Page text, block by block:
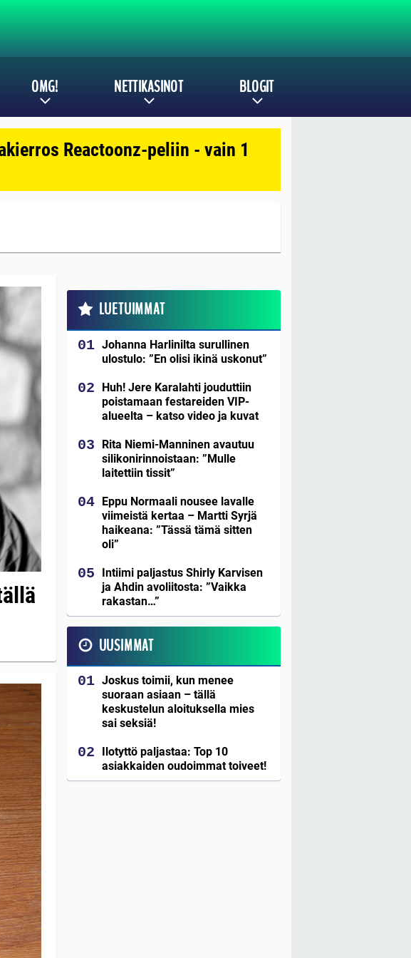
OMG! NETTIKASINOT BLOGIT
Reactoonz-peliin - vain 1
LUETUIMMAT
Johanna Harlinilta surullinen
ulostulo: ”En olisi ikinä uskonut”
Huh! Jere Karalahti jouduttiin
poistamaan festareiden VIP-
alueelta – katso video ja kuvat
Rita Niemi-Manninen avautuu
silikonirinnoistaan: ”Mulle
laitettiin tissit”
Eppu Normaali nousee lavalle
viimeistä kertaa – Martti Syrjä
haikeana: ”Tässä tämä sitten
oli”
Intiimi paljastus Shirly Karvisen
ja Ahdin avoliitosta: ”Vaikka
rakastan…”
UUSIMMAT
Joskus toimii, kun menee
suoraan asiaan – tällä
keskustelun aloituksella mies
sai seksiä!
Ilotyttö paljastaa: Top 10
asiakkaiden oudoimmat toiveet!